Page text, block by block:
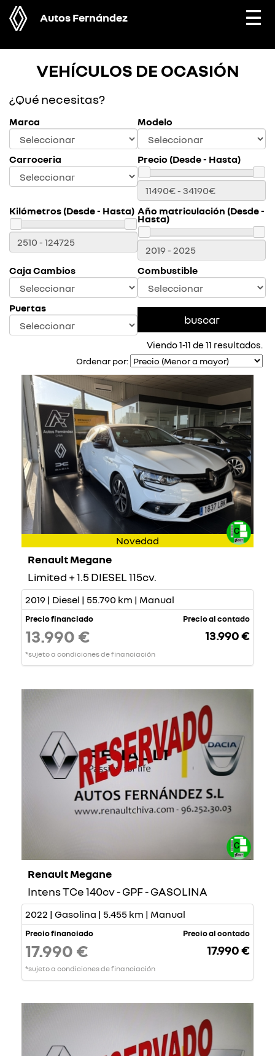
Autos Fernández
VEHÍCULOS DE OCASIÓN
¿Qué necesitas?
Marca Modelo
Carroceria Precio (Desde - Hasta)
Kilómetros (Desde - Hasta) Año matriculación (Desde -
Hasta)
Caja Cambios Combustible
Puertas
Viendo 1-11 de 11 resultados.
Ordenar por:
Novedad
Renault Megane
Limited + 1.5 DIESEL 115cv.
2019 | Diesel | 55.790 km | Manual
Precio financiado
13.990 €
*sujeto a condiciones de financiación
Precio al contado
13.990 €
Renault Megane
Intens TCe 140cv - GPF - GASOLINA
2022 | Gasolina | 5.455 km | Manual
Precio financiado
17.990 €
*sujeto a condiciones de financiación
Precio al contado
17.990 €